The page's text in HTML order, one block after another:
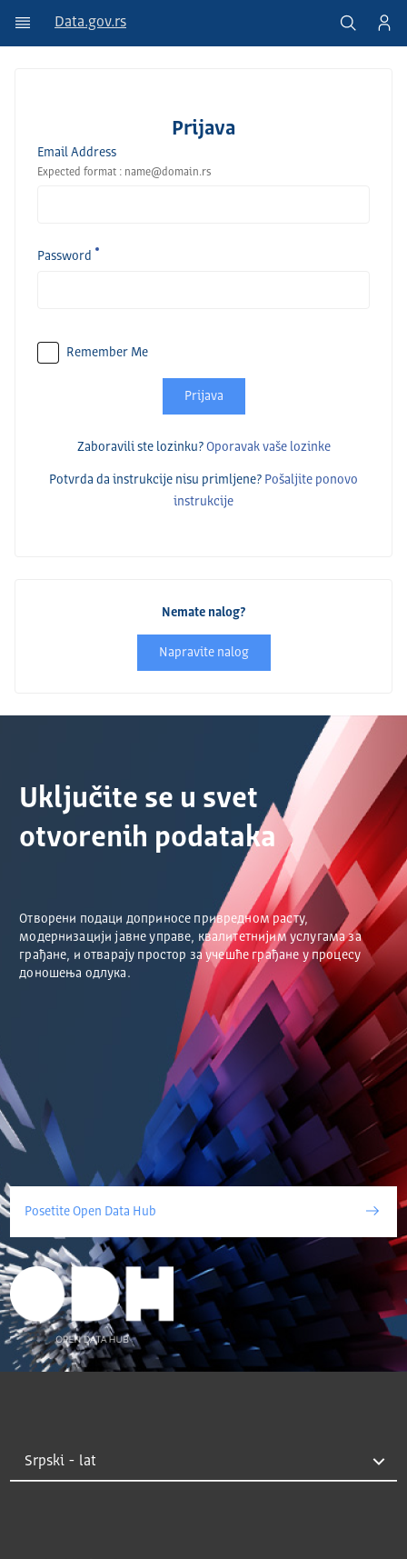
Data.gov.rs
Prijava
Email Address
Expected format : name@domain.rs
Password
Remember Me
Prijava
Zaboravili ste lozinku? Oporavak vaše lozinke
Potvrda da instrukcije nisu primlјene? Pošalјite ponovo
instrukcije
Nemate nalog?
Napravite nalog
Uključite se u svet
otvorenih podataka
Отворени подаци доприносе привредном расту,
модернизацији јавне управе, квалитетнијим услугама за
грађане, и отварају простор за учешће грађане у процесу
доношења одлука.
Posetite Open Data Hub